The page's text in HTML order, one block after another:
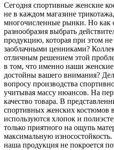
Сегодня спортивные женские
не в каждом магазине
многочисленные рынки. Но как
разнообразия выбрать
продукцию, которая при этом не
заоблачными ценниками?
отличным решением этой
в том, что именно наши
достойны вашего внимания?
вопросу производства
учитывая массу нюансов. На
качество товара. В
спортивных женских костюмов
используются хлопок и
только приятного на ощупь
максимальную
наша продукция не покроется